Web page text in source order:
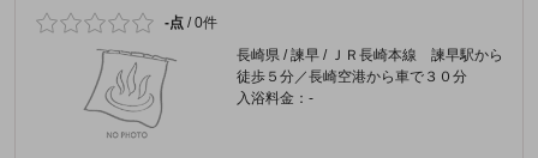
-点 /0件
長崎県 / 諫早 / ＪＲ長崎本線 諫早駅から
徒歩５分／長崎空港から車で３０分
入浴料金：-